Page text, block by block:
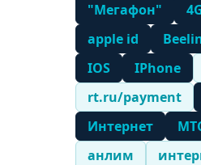
"Мегафон"
apple id
IOS
IPhone
rt.ru/payment
Интернет
анлим